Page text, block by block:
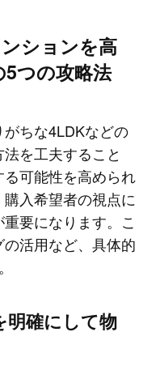
ションを高
5つの攻略法
ちな4LDKなどの
を工夫すること
可能性を高められ
入希望者の視点に
要になります。こ
活用など、具体的
明確にして物